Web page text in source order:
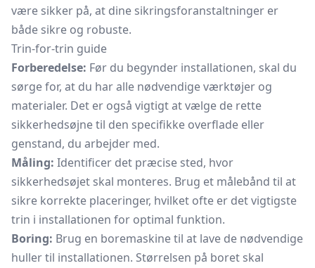
være sikker på, at dine sikringsforanstaltninger er
både sikre og robuste.
Trin-for-trin guide
Forberedelse: Før du begynder installationen, skal du
sørge for, at du har alle nødvendige værktøjer og
materialer. Det er også vigtigt at vælge de rette
sikkerhedsøjne til den specifikke overflade eller
genstand, du arbejder med.
Måling: Identificer det præcise sted, hvor
sikkerhedsøjet skal monteres. Brug et målebånd til at
sikre korrekte placeringer, hvilket ofte er det vigtigste
trin i installationen for optimal funktion.
Boring: Brug en boremaskine til at lave de nødvendige
huller til installationen. Størrelsen på boret skal